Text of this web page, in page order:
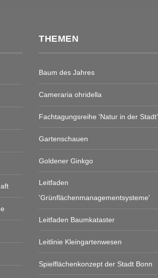
THEMEN
Baum des Jahres
Cameraria ohridella
Fachtagungsreihe 'Natur in der Stadt'
Gartenschauen
Goldener Ginkgo
Leitfaden
'Grünflächenmanagementsysteme'
Leitfaden Baumkataster
Leitlinie Kleingartenwesen
Spielflächenkonzept der Stadt Bonn